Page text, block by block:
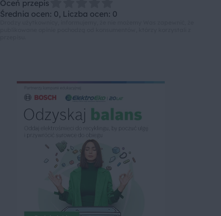
Oceń przepis
Średnia ocen: 0, Liczba ocen: 0